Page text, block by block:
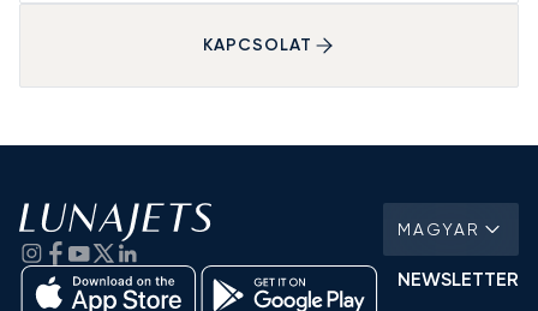
KAPCSOLAT
MAGYAR
NEWSLETTER